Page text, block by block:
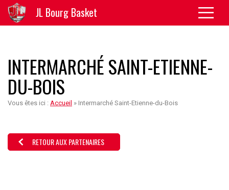
JL Bourg Basket
INTERMARCHÉ SAINT-ETIENNE-
DU-BOIS
Vous êtes ici : Accueil » Intermarché Saint-Etienne-du-Bois
RETOUR AUX PARTENAIRES